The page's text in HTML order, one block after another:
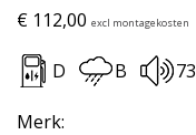
€ 112,00 excl montagekosten
D B 73
Merk: